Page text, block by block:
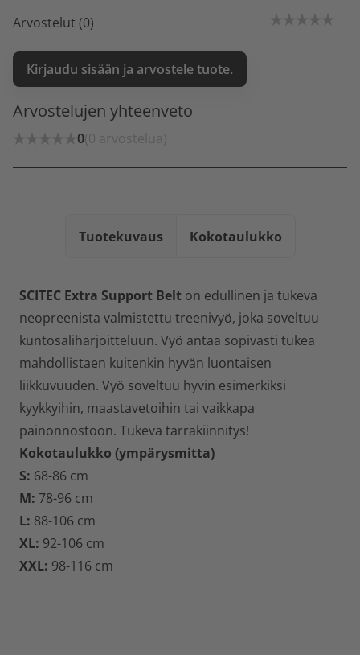
Arvostelut (0)
Kirjaudu sisään ja arvostele tuote.
Arvostelujen yhteenveto
0(0 arvostelua)
Tuotekuvaus Kokotaulukko
SCITEC Extra Support Belt on edullinen ja tukeva
neopreenista valmistettu treenivyö, joka soveltuu
kuntosaliharjoitteluun. Vyö antaa sopivasti tukea
mahdollistaen kuitenkin hyvän luontaisen
liikkuvuuden. Vyö soveltuu hyvin esimerkiksi
kyykkyihin, maastavetoihin tai vaikkapa
painonnostoon. Tukeva tarrakiinnitys!
Kokotaulukko (ympärysmitta)
S: 68-86 cm
M: 78-96 cm
L: 88-106 cm
XL: 92-106 cm
XXL: 98-116 cm